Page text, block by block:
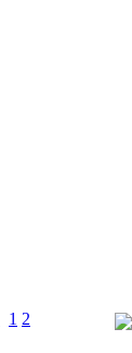
1 2